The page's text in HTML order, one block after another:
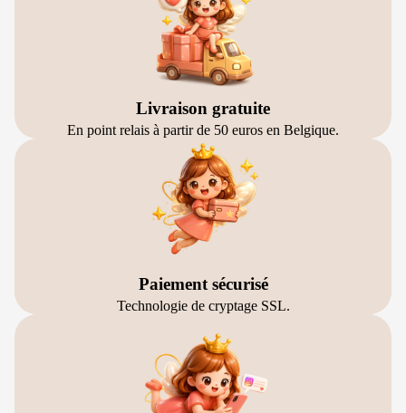
Livraison gratuite
En point relais à partir de 50 euros en Belgique.
Paiement sécurisé
Technologie de cryptage SSL.